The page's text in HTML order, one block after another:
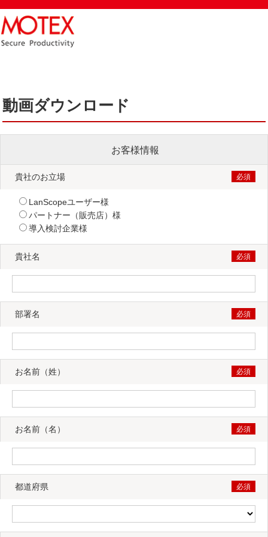
動画ダウンロード
お客様情報
貴社のお立場
LanScopeユーザー様
パートナー（販売店）様
導入検討企業様
貴社名
部署名
お名前（姓）
お名前（名）
都道府県